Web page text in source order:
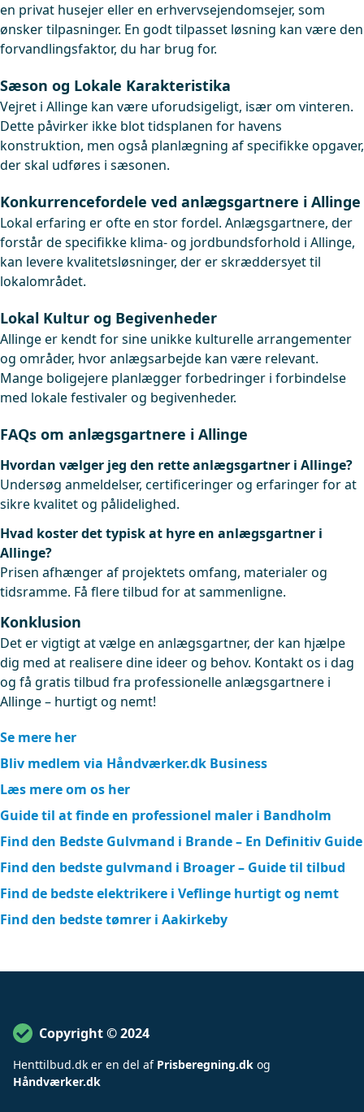
en privat husejer eller en erhvervsejendomsejer, som
ønsker tilpasninger. En godt tilpasset løsning kan være den
forvandlingsfaktor, du har brug for.
Sæson og Lokale Karakteristika
Vejret i Allinge kan være uforudsigeligt, især om vinteren.
Dette påvirker ikke blot tidsplanen for havens
konstruktion, men også planlægning af specifikke opgaver,
der skal udføres i sæsonen.
Konkurrencefordele ved anlægsgartnere i Allinge
Lokal erfaring er ofte en stor fordel. Anlægsgartnere, der
forstår de specifikke klima- og jordbundsforhold i Allinge,
kan levere kvalitetsløsninger, der er skræddersyet til
lokalområdet.
Lokal Kultur og Begivenheder
Allinge er kendt for sine unikke kulturelle arrangementer
og områder, hvor anlægsarbejde kan være relevant.
Mange boligejere planlægger forbedringer i forbindelse
med lokale festivaler og begivenheder.
FAQs om anlægsgartnere i Allinge
Hvordan vælger jeg den rette anlægsgartner i Allinge?
Undersøg anmeldelser, certificeringer og erfaringer for at
sikre kvalitet og pålidelighed.
Hvad koster det typisk at hyre en anlægsgartner i
Allinge?
Prisen afhænger af projektets omfang, materialer og
tidsramme. Få flere tilbud for at sammenligne.
Konklusion
Det er vigtigt at vælge en anlægsgartner, der kan hjælpe
dig med at realisere dine ideer og behov. Kontakt os i dag
og få gratis tilbud fra professionelle anlægsgartnere i
Allinge – hurtigt og nemt!
Se mere her
Bliv medlem via Håndværker.dk Business
Læs mere om os her
Guide til at finde en professionel maler i Bandholm
Find den Bedste Gulvmand i Brande – En Definitiv Guide
Find den bedste gulvmand i Broager – Guide til tilbud
Find de bedste elektrikere i Veflinge hurtigt og nemt
Find den bedste tømrer i Aakirkeby
Copyright © 2024
Henttilbud.dk er en del af Prisberegning.dk og
Håndværker.dk